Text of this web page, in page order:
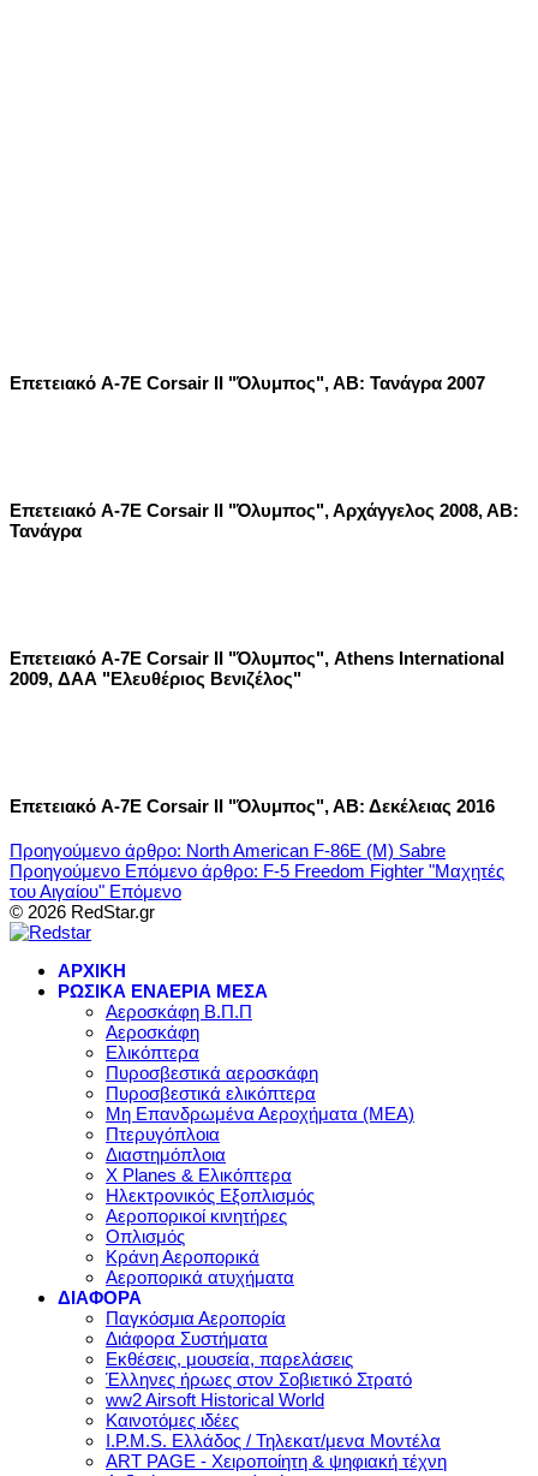
Επετειακό A-7E Corsair II "Όλυμπος", ΑΒ: Τανάγρα 2007
Επετειακό A-7E Corsair II "Όλυμπος", Αρχάγγελος 2008, ΑΒ:
Τανάγρα
Επετειακό A-7E Corsair II "Όλυμπος", Athens International
2009, ΔΑΑ "Ελευθέριος Βενιζέλος"
Επετειακό A-7E Corsair II "Όλυμπος", ΑΒ: Δεκέλειας 2016
Προηγούμενο άρθρο: North American F-86E (M) Sabre
Προηγούμενο Επόμενο άρθρο: F-5 Freedom Fighter "Μαχητές
του Αιγαίου" Επόμενο
© 2026 RedStar.gr
ΑΡΧΙΚΗ
ΡΩΣΙΚΑ ΕΝΑΕΡΙΑ ΜΕΣΑ
Αεροσκάφη Β.Π.Π
Αεροσκάφη
Ελικόπτερα
Πυροσβεστικά αεροσκάφη
Πυροσβεστικά ελικόπτερα
Μη Επανδρωμένα Αεροχήματα (ΜΕΑ)
Πτερυγόπλοια
Διαστημόπλοια
X Planes & Ελικόπτερα
Ηλεκτρονικός Εξοπλισμός
Αεροπορικοί κινητήρες
Οπλισμός
Κράνη Αεροπορικά
Αεροπορικά ατυχήματα
ΔΙΑΦΟΡΑ
Παγκόσμια Αεροπορία
Διάφορα Συστήματα
Εκθέσεις, μουσεία, παρελάσεις
Έλληνες ήρωες στον Σοβιετικό Στρατό
ww2 Airsoft Historical World
Καινοτόμες ιδέες
I.P.M.S. Ελλάδος / Τηλεκατ/μενα Μοντέλα
ART PAGE - Χειροποίητη & ψηφιακή τέχνη